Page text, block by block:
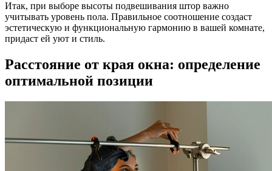
Итак, при выборе высоты подвешивания штор важно
учитывать уровень пола. Правильное соотношение создаст
эстетическую и функциональную гармонию в вашей комнате,
придаст ей уют и стиль.
Расстояние от края окна: определение
оптимальной позиции